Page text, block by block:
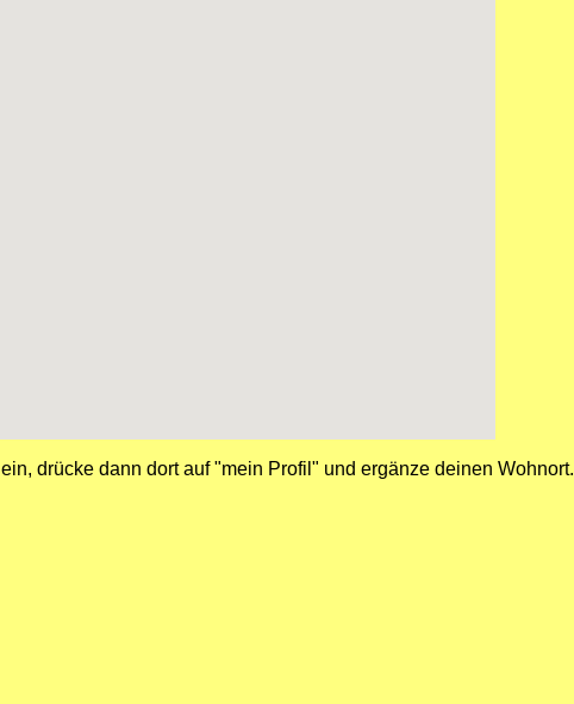
ein, drücke dann dort auf "mein Profil" und ergänze deinen Wohnort.